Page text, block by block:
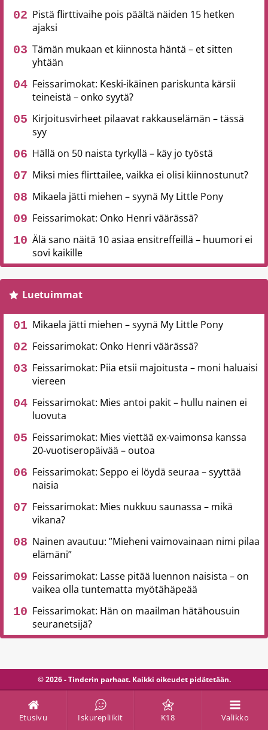
Etusivu Iskurepliikit K18 Valikko
Pistä flirttivaihe pois päältä näiden 15 hetken
ajaksi
Tämän mukaan et kiinnosta häntä – et sitten
yhtään
Feissarimokat: Keski-ikäinen pariskunta kärsii
teineistä – onko syytä?
Kirjoitusvirheet pilaavat rakkauselämän – tässä
syy
Hällä on 50 naista tyrkyllä – käy jo työstä
Miksi mies flirttailee, vaikka ei olisi kiinnostunut?
Mikaela jätti miehen – syynä My Little Pony
Feissarimokat: Onko Henri väärässä?
Älä sano näitä 10 asiaa ensitreffeillä – huumori ei
sovi kaikille
Luetuimmat
Mikaela jätti miehen – syynä My Little Pony
Feissarimokat: Onko Henri väärässä?
Feissarimokat: Piia etsii majoitusta – moni haluaisi
viereen
Feissarimokat: Mies antoi pakit – hullu nainen ei
luovuta
Feissarimokat: Mies viettää ex-vaimonsa kanssa
20-vuotiseropäivää – outoa
Feissarimokat: Seppo ei löydä seuraa – syyttää
naisia
Feissarimokat: Mies nukkuu saunassa – mikä
vikana?
Nainen avautuu: ”Mieheni vaimovainaan nimi pilaa
elämäni”
Feissarimokat: Lasse pitää luennon naisista – on
vaikea olla tuntematta myötähäpeää
Feissarimokat: Hän on maailman hätähousuin
seuranetsijä?
© 2026 - Tinderin parhaat. Kaikki oikeudet pidätetään.